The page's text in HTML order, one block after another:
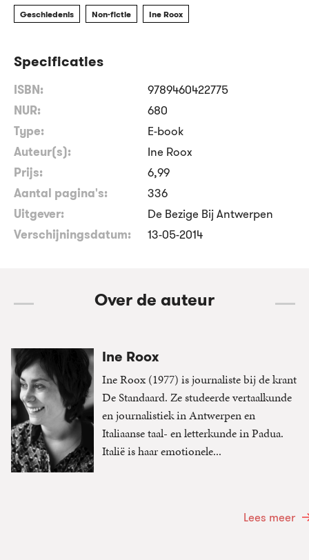
Geschiedenis Non-fictie Ine Roox
Specificaties
ISBN:
9789460422775
NUR:
680
Type:
E-book
Auteur(s):
Ine Roox
Prijs:
6,99
Aantal pagina's:
336
Uitgever:
De Bezige Bij Antwerpen
Verschijningsdatum:
13-05-2014
Over de auteur
Ine Roox
Ine Roox (1977) is journaliste bij de krant
De Standaard. Ze studeerde vertaalkunde
en journalistiek in Antwerpen en
Italiaanse taal- en letterkunde in Padua.
Italië is haar emotionele...
Lees meer